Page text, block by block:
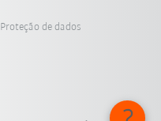
Proteção de dados